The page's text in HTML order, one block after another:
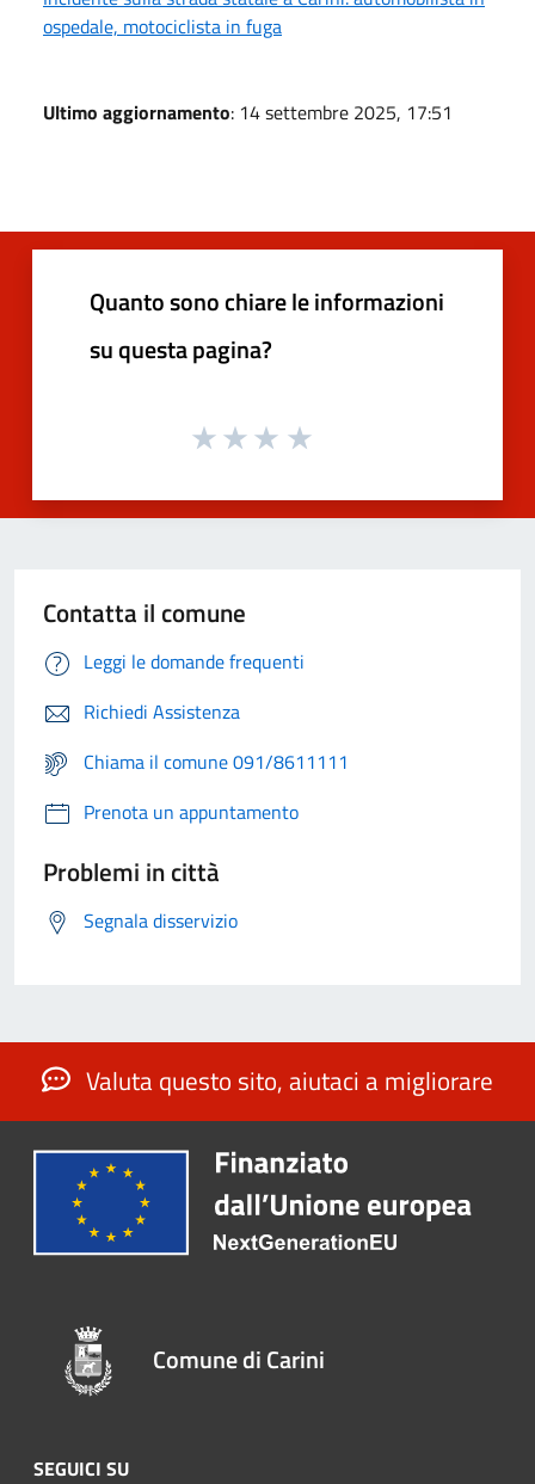
ospedale, motociclista in fuga
Ultimo aggiornamento: 14 settembre 2025, 17:51
Quanto sono chiare le informazioni
su questa pagina?
Contatta il comune
Leggi le domande frequenti
Richiedi Assistenza
Chiama il comune 091/8611111
Prenota un appuntamento
Problemi in città
Segnala disservizio
Valuta questo sito, aiutaci a migliorare
Comune di Carini
SEGUICI SU